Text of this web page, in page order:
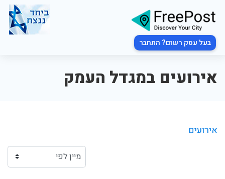
בעל עסק רשום? התחבר
אירועים במגדל העמק
אירועים